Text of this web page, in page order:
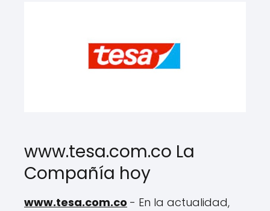
www.tesa.com.co La
Compañía hoy
www.tesa.com.co - En la actualidad,